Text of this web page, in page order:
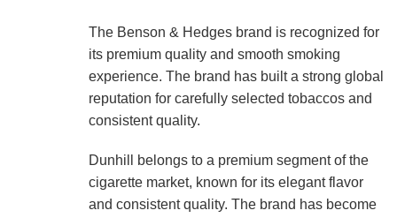
The Benson & Hedges brand is recognized for
its premium quality and smooth smoking
experience. The brand has built a strong global
reputation for carefully selected tobaccos and
consistent quality.
Dunhill belongs to a premium segment of the
cigarette market, known for its elegant flavor
and consistent quality. The brand has become